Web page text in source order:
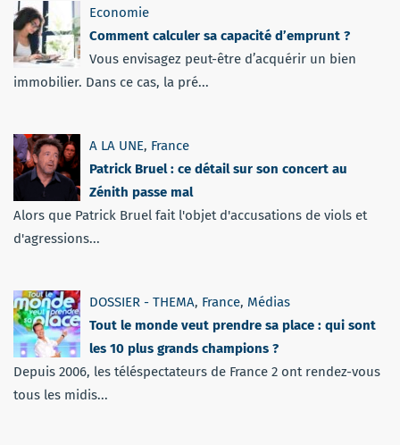
Economie
Comment calculer sa capacité d’emprunt ?
Vous envisagez peut-être d’acquérir un bien
immobilier. Dans ce cas, la pré...
A LA UNE, France
Patrick Bruel : ce détail sur son concert au
Zénith passe mal
Alors que Patrick Bruel fait l'objet d'accusations de viols et
d'agressions...
DOSSIER - THEMA, France, Médias
Tout le monde veut prendre sa place : qui sont
les 10 plus grands champions ?
Depuis 2006, les téléspectateurs de France 2 ont rendez-vous
tous les midis...